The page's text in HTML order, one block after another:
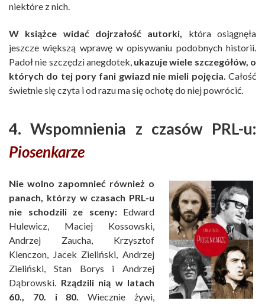
niektóre z nich.
W książce widać dojrzałość autorki, która osiągnęła
jeszcze większą wprawę w opisywaniu podobnych historii.
Padoł nie szczędzi anegdotek, ukazuje wiele szczegółów, o
których do tej pory fani gwiazd nie mieli pojęcia. Całość
świetnie się czyta i od razu ma się ochotę do niej powrócić.
4. Wspomnienia z czasów PRL-u:
Piosenkarze
Nie wolno zapomnieć również o
panach, którzy w czasach PRL-u
nie schodzili ze sceny:Edward
Hulewicz, Maciej Kossowski,
Andrzej Zaucha, Krzysztof
Klenczon, Jacek Zieliński, Andrzej
Zieliński, Stan Borys i Andrzej
Dąbrowski. Rządzili nią w latach
60., 70. i 80. Wiecznie żywi,